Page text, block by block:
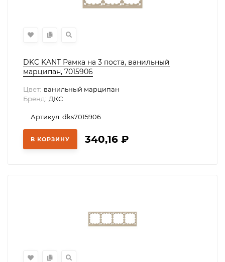
DKC KANT Рамка на 3 поста, ванильный
марципан, 7015906
Цвет: ванильный марципан
Бренд: ДКС
Артикул: dks7015906
В КОРЗИНУ 340,16 ₽